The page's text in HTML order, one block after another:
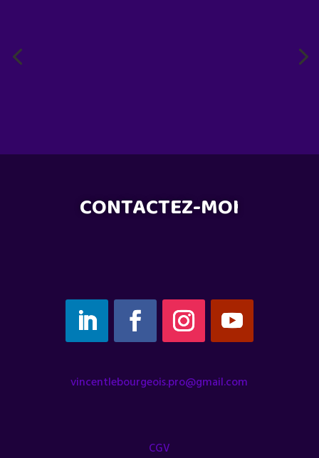
CONTACTEZ-MOI
vincentlebourgeois.pro@gmail.com
CGV